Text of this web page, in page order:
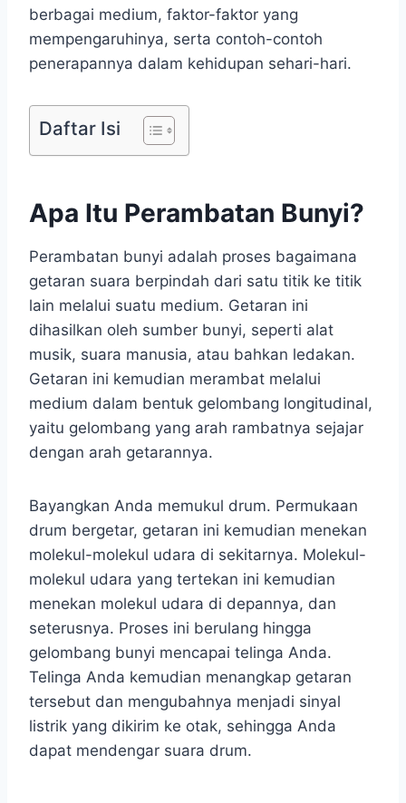
berbagai medium, faktor-faktor yang
mempengaruhinya, serta contoh-contoh
penerapannya dalam kehidupan sehari-hari.
Daftar Isi
Apa Itu Perambatan Bunyi?
Perambatan bunyi adalah proses bagaimana
getaran suara berpindah dari satu titik ke titik
lain melalui suatu medium. Getaran ini
dihasilkan oleh sumber bunyi, seperti alat
musik, suara manusia, atau bahkan ledakan.
Getaran ini kemudian merambat melalui
medium dalam bentuk gelombang longitudinal,
yaitu gelombang yang arah rambatnya sejajar
dengan arah getarannya.
Bayangkan Anda memukul drum. Permukaan
drum bergetar, getaran ini kemudian menekan
molekul-molekul udara di sekitarnya. Molekul-
molekul udara yang tertekan ini kemudian
menekan molekul udara di depannya, dan
seterusnya. Proses ini berulang hingga
gelombang bunyi mencapai telinga Anda.
Telinga Anda kemudian menangkap getaran
tersebut dan mengubahnya menjadi sinyal
listrik yang dikirim ke otak, sehingga Anda
dapat mendengar suara drum.